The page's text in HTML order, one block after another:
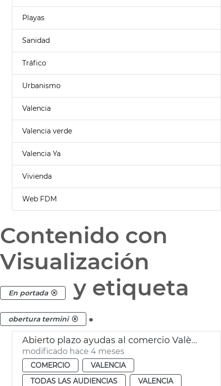
Playas
Sanidad
Tráfico
Urbanismo
Valencia
Valencia verde
Valencia Ya
Vivienda
Web FDM
Contenido con
Visualización
En portada y etiqueta
obertura termini .
Abierto plazo ayudas al comercio València
modificado hace 4 meses
COMERCIO
VALENCIA
TODAS LAS AUDIENCIAS
VALENCIA